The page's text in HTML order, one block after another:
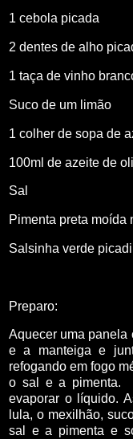
1 cebola picada
2 dentes de alho
1 taça de vinho
Suco de um limão
1 colher de sopa de
100ml de azeite de
Sal
Pimenta preta moída
Salsinha verde
Preparo:
Aquecer uma panela
e a manteiga e
refogando em fogo
o sal e a pimenta.
evaporar o líquido.
lula, o mexilhão,
sal e a pimenta e